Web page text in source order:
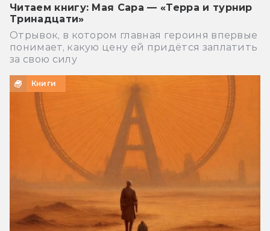
Читаем книгу: Мая Сара — «Терра и турнир
Тринадцати»
Отрывок, в котором главная героиня впервые
понимает, какую цену ей придётся заплатить
за свою силу
Книги